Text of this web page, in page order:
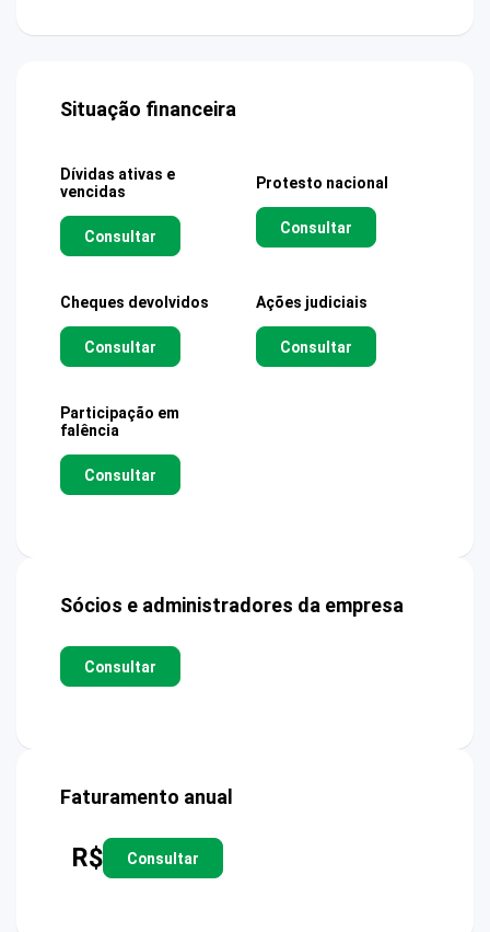
Situação financeira
Dívidas ativas e
vencidas
Consultar
Protesto nacional
Consultar
Cheques devolvidos
Consultar
Ações judiciais
Consultar
Participação em
falência
Consultar
Sócios e administradores da empresa
Consultar
Faturamento anual
R$ Consultar